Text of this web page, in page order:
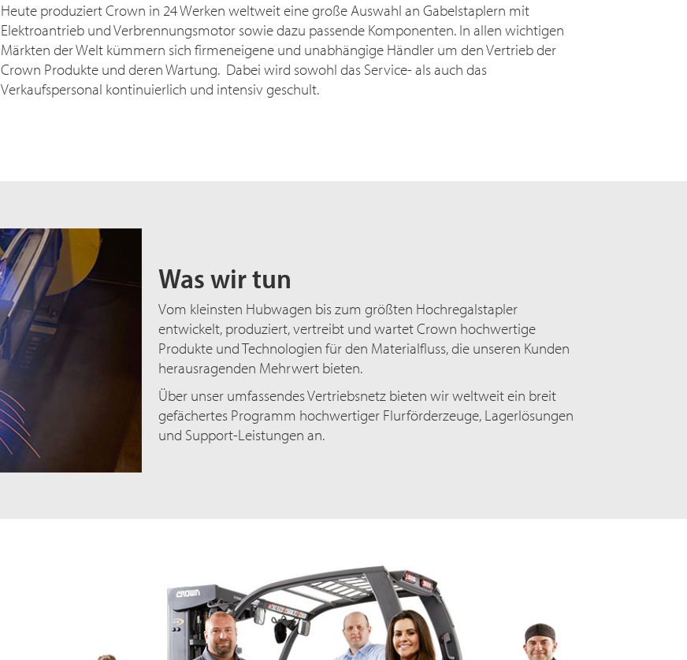
Heute produziert Crown in 24 Werken weltweit eine große Auswahl an Gabelstaplern mit
Elektroantrieb und Verbrennungsmotor sowie dazu passende Komponenten. In allen wichtigen
Märkten der Welt kümmern sich firmeneigene und unabhängige Händler um den Vertrieb der
Crown Produkte und deren Wartung. Dabei wird sowohl das Service- als auch das
Verkaufspersonal kontinuierlich und intensiv geschult.
Was wir tun
Vom kleinsten Hubwagen bis zum größten Hochregalstapler
entwickelt, produziert, vertreibt und wartet Crown hochwertige
Produkte und Technologien für den Materialfluss, die unseren Kunden
herausragenden Mehrwert bieten.
Über unser umfassendes Vertriebsnetz bieten wir weltweit ein breit
gefächertes Programm hochwertiger Flurförderzeuge, Lagerlösungen
und Support-Leistungen an.